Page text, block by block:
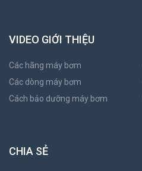
VIDEO GIỚI THIỆU
Các hãng máy bơm
Các dòng máy bơm
Cách bảo dưỡng máy bơm
CHIA SẺ